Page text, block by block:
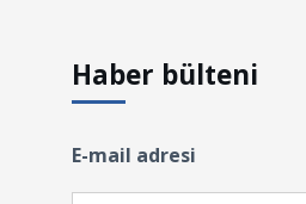
Haber bülteni
E-mail adresi